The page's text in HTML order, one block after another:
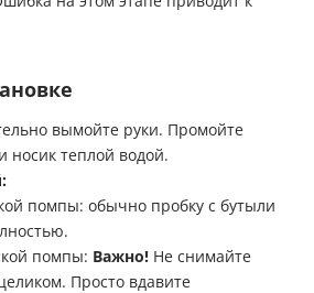
вымойте руки. Промойте
носик теплой водой.
помпы: обычно пробку с бутыли
помпы: Важно! Не снимайте
Просто вдавите